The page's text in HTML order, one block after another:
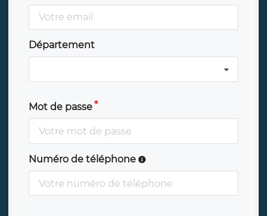
Département
Mot de passe
Numéro de téléphone